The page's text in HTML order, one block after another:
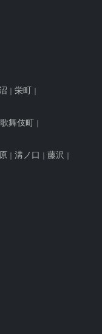
栄町
歌舞伎町
溝ノ口 藤沢